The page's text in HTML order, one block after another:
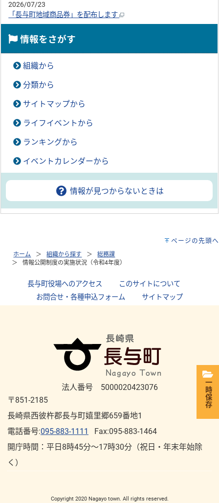
2026/07/23
「長与町地域商品券」を配布します
情報をさがす
組織から
分類から
サイトマップから
ライフイベントから
ランキングから
イベントカレンダーから
情報が見つからないときは
ページの先頭へ
ホーム 組織から探す
総務課
情報公開制度の実施状況（令和4年度）
長与町役場へのアクセス このサイトについて
お問合せ・各種申込フォーム
サイトマップ
法人番号 5000020423076
〒851-2185
長崎県西彼杵郡長与町嬉里郷659番地1
電話番号:095-883-1111
Fax:095-883-1464
開庁時間：平⽇8時45分～17時30分（祝⽇・年末年始除
く）
Copyright 2020 Nagayo town. All rights reserved.
一時保存